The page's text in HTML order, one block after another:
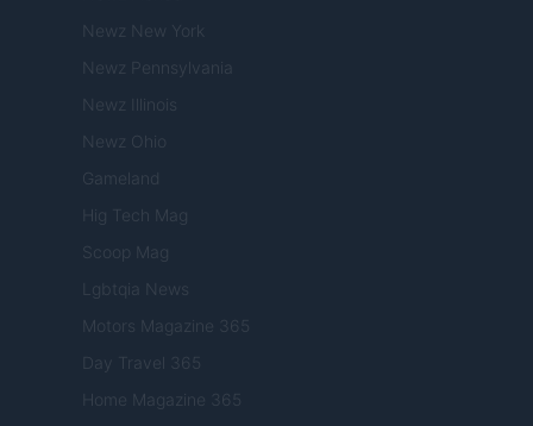
Newz New York
Newz Pennsylvania
Newz Illinois
Newz Ohio
Gameland
Hig Tech Mag
Scoop Mag
Lgbtqia News
Motors Magazine 365
Day Travel 365
Home Magazine 365